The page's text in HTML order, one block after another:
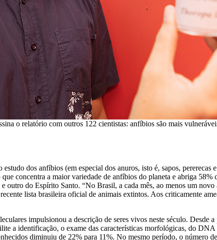
o relatório com outros 122 cientistas: anfíbios são mais
dos anfíbios (em especial dos anuros, isto é, sapos,
concentra a maior variedade de anfíbios do planeta e abriga
outro do Espírito Santo. “No Brasil, a cada mês, ao menos um
lista brasileira oficial de animais extintos. Aos criticamente
impulsionou a descrição de seres vivos neste século.
a identificação, o exame das características morfológicas, do
diminuiu de 22% para 11%. No mesmo período, o número